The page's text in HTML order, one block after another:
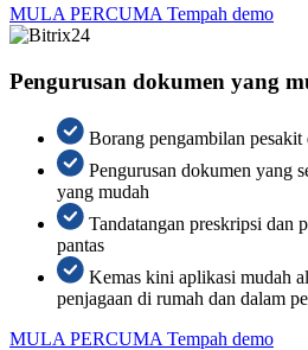
MULA PERCUMA Tempah demo
Pengurusan dokumen yang
Borang pengambilan pesakit
Pengurusan dokumen yang
yang mudah
Tandatangan preskripsi dan
pantas
Kemas kini aplikasi mudah
penjagaan di rumah dan dalam
MULA PERCUMA Tempah demo